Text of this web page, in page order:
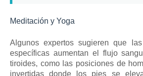
Meditación y Yoga
Algunos expertos sugieren que
específicas aumentan el flujo
tiroides, como las posiciones de
invertidas donde los pies se